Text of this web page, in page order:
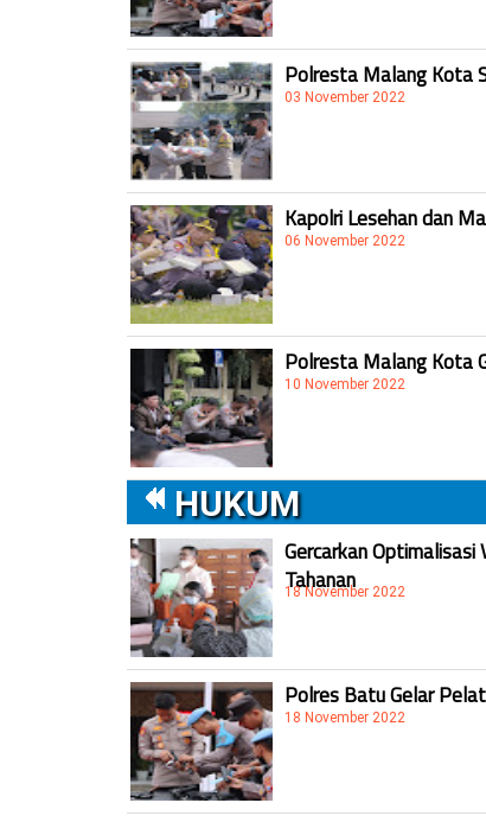
Polresta Malang Kota
03 November 2022
Kapolri Lesehan dan
06 November 2022
Polresta Malang Kota
10 November 2022
HUKUM
Gercarkan
Tahanan
18 November 2022
Polres Batu Gelar
18 November 2022